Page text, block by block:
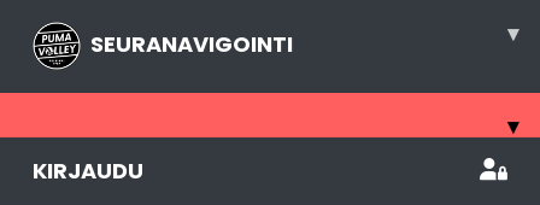
SEURANAVIGOINTI ▾
▾
KIRJAUDU